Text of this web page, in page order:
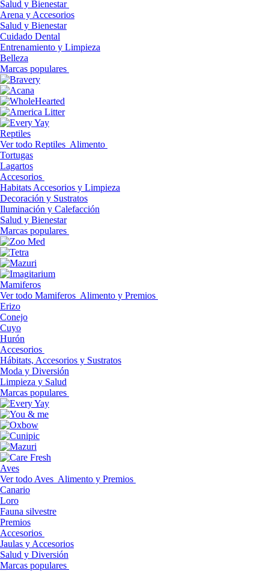
Salud y Bienestar
Arena y Accesorios
Salud y Bienestar
Cuidado Dental
Entrenamiento y Limpieza
Belleza
Marcas populares
Reptiles
Ver todo Reptiles Alimento
Tortugas
Lagartos
Accesorios
Habitats Accesorios y Limpieza
Decoración y Sustratos
Iluminación y Calefacción
Salud y Bienestar
Marcas populares
Mamiferos
Ver todo Mamiferos Alimento y Premios
Erizo
Conejo
Cuyo
Hurón
Accesorios
Hábitats, Accesorios y Sustratos
Moda y Diversión
Limpieza y Salud
Marcas populares
Aves
Ver todo Aves Alimento y Premios
Canario
Loro
Fauna silvestre
Premios
Accesorios
Jaulas y Accesorios
Salud y Diversión
Marcas populares